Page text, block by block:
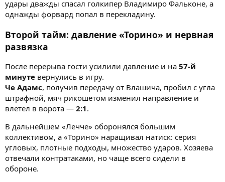
удары дважды спасал голкипер Владимиро Фальконе, а
однажды форвард попал в перекладину.
Второй тайм: давление «Торино» и нервная
развязка
После перерыва гости усилили давление и на 57-й
минуте вернулись в игру.
Че Адамс, получив передачу от Влашича, пробил с угла
штрафной, мяч рикошетом изменил направление и
влетел в ворота — 2:1.
В дальнейшем «Лечче» оборонялся большим
коллективом, а «Торино» наращивал натиск: серия
угловых, плотные подходы, множество ударов. Хозяева
отвечали контратаками, но чаще всего сидели в
обороне.